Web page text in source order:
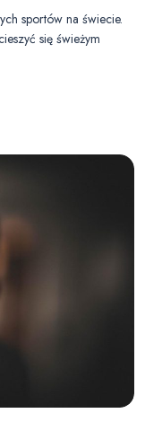
sportów na świecie.
się świeżym